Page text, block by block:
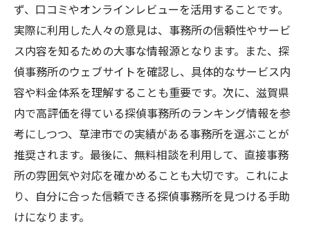
草津市で地域密着型探偵事務所が信頼され
る背景
地元に根ざしたサービスの重要性
地域密着型事務所が提供する特化型サービ
ス
探偵事務所の地域密着戦略とその効果
草津市での地域密着型探偵事務所の選び方
滋賀県探偵事務所ランキングと草津市での信頼
性の見極め方
ランキングを参考に探偵事務所を選ぶ方法
ず、口コミやオンラインレビューを活用することです。
実際に利用した人々の意見は、事務所の信頼性やサービ
ス内容を知るための大事な情報源となります。また、探
偵事務所のウェブサイトを確認し、具体的なサービス内
容や料金体系を理解することも重要です。次に、滋賀県
内で高評価を得ている探偵事務所のランキング情報を参
考にしつつ、草津市での実績がある事務所を選ぶことが
推奨されます。最後に、無料相談を利用して、直接事務
所の雰囲気や対応を確かめることも大切です。これによ
り、自分に合った信頼できる探偵事務所を見つける手助
けになります。